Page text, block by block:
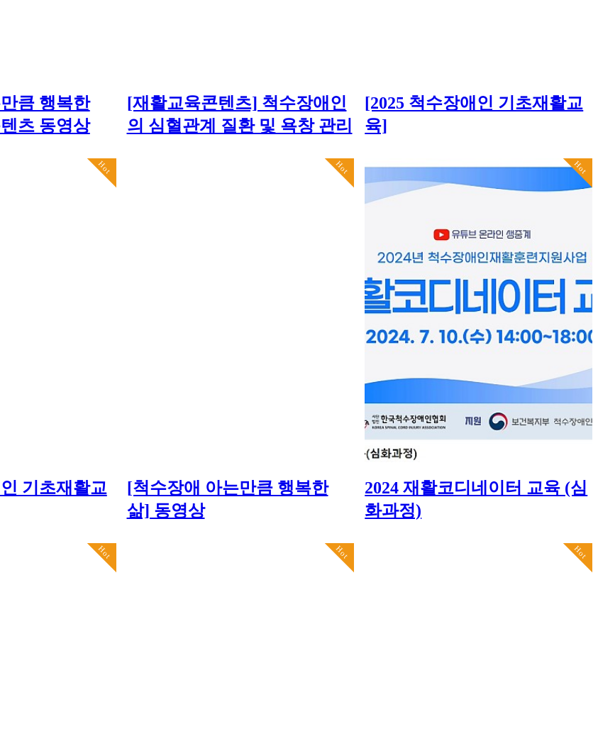
큼 행복한
츠 동영상
[재활교육콘텐츠] 척수장애인
의 심혈관계 질환 및 욕창 관리
[2025 척수장애인 기초재활교
육]
Hot
기초재활교
Hot
[척수장애 아는만큼 행복한
삶] 동영상
Hot
2024 재활코디네이터 교육 (심
화과정)
Hot Hot Hot